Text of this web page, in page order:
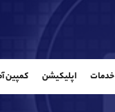
خدمات اپلیکیشن کمپین